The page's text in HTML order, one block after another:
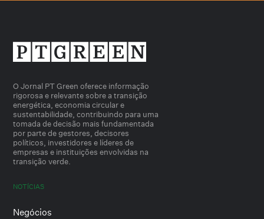
O Jornal PT Green oferece informação
rigorosa e relevante sobre a transição
energética, economia circular e
sustentabilidade, contribuindo para uma
tomada de decisão mais fundamentada
por parte de gestores, decisores
políticos, investidores e líderes de
empresas e instituições envolvidas na
transição verde.
NOTÍCIAS
Negócios